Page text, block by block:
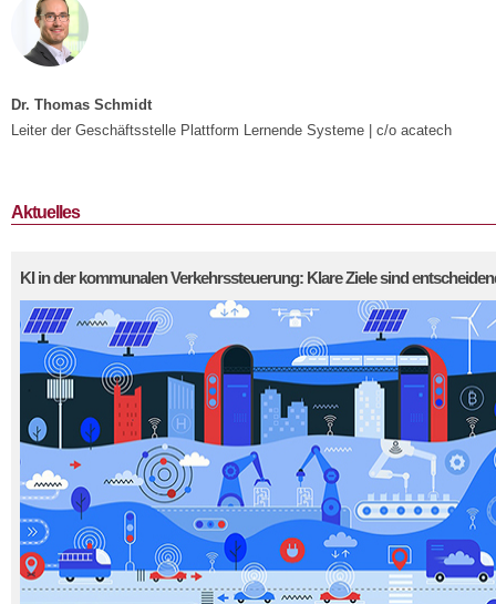
Dr. Thomas Schmidt
Leiter der Geschäftsstelle Plattform Lernende Systeme | c/o acatech
Aktuelles
KI in der kommunalen Verkehrssteuerung: Klare Ziele sind